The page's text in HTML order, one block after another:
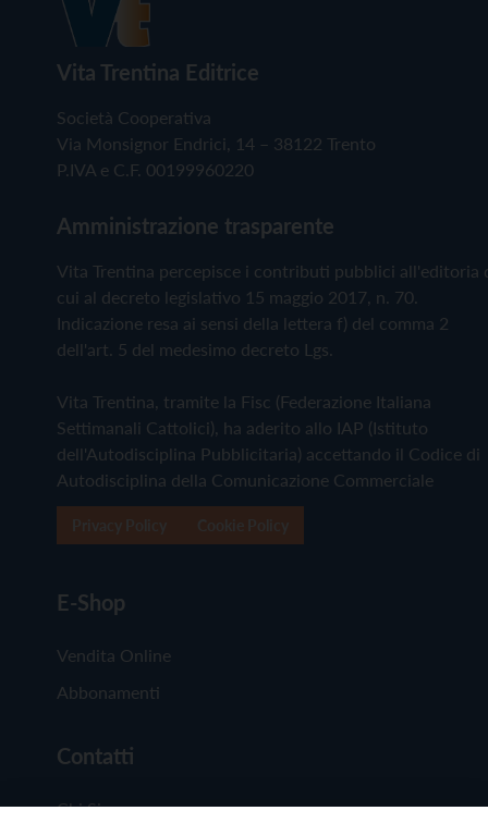
Vita Trentina Editrice
Società Cooperativa
Via Monsignor Endrici, 14 – 38122 Trento
P.IVA e C.F. 00199960220
Amministrazione trasparente
Vita Trentina percepisce i contributi pubblici all'editoria
cui al decreto legislativo 15 maggio 2017, n. 70.
Indicazione resa ai sensi della lettera f) del comma 2
dell'art. 5 del medesimo decreto Lgs.
Vita Trentina, tramite la Fisc (Federazione Italiana
Settimanali Cattolici), ha aderito allo IAP (Istituto
dell'Autodisciplina Pubblicitaria) accettando il Codice di
Autodisciplina della Comunicazione Commerciale
E-Shop
Vendita Online
Abbonamenti
Contatti
Chi Siamo